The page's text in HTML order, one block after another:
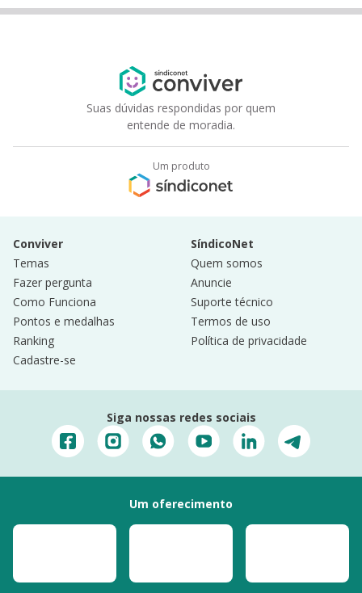
Suas dúvidas respondidas por quem
entende de moradia.
Um produto
Conviver
Temas
Fazer pergunta
Como Funciona
Pontos e medalhas
Ranking
Cadastre-se
SíndicoNet
Quem somos
Anuncie
Suporte técnico
Termos de uso
Política de privacidade
Siga nossas redes sociais
Um oferecimento